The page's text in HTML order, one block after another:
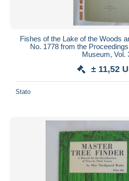
Fishes of the Lake of the Woods
No. 1778 from the
Museum, Vol.
± 11,52
Stato